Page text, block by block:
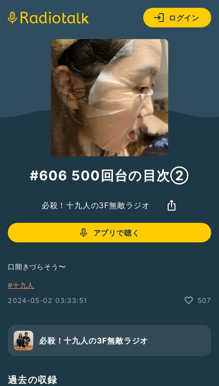
ログイン
#606 500回台の目次②
必殺！十九人の3F無敵ラジオ
アプリで聴く
口開きづらそう〜
#十九人
2024-05-02 03:33:51
507
必殺！十九人の3F無敵ラジオ
過去の収録